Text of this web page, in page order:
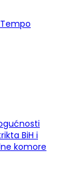
BiH i
komore